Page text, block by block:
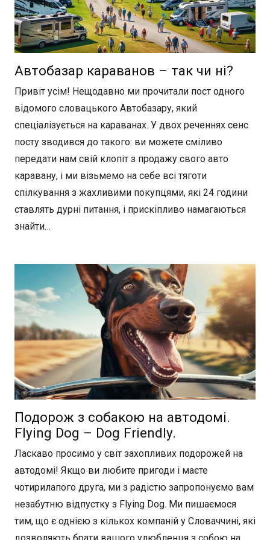
Автобазар караванов – так чи ні?
Привіт усім! Нещодавно ми прочитали пост одного
відомого словацького Автобазару, який
спеціалізується на караванах. У двох реченнях сенс
посту зводився до такого: ви можете сміливо
передати нам свій клопіт з продажу свого авто
каравану, і ми візьмемо на себе всі тяготи
спілкування з жахливими покупцями, які 24 години
ставлять дурні питання, і прискіпливо намагаються
знайти…
Подорож з собакою на автодомі.
Flying Dog – Dog Friendly.
Ласкаво просимо у світ захопливих подорожей на
автодомі! Якщо ви любите пригоди і маєте
чотирилапого друга, ми з радістю запропонуємо вам
незабутню відпустку з Flying Dog. Ми пишаємося
тим, що є однією з кількох компаній у Словаччині, які